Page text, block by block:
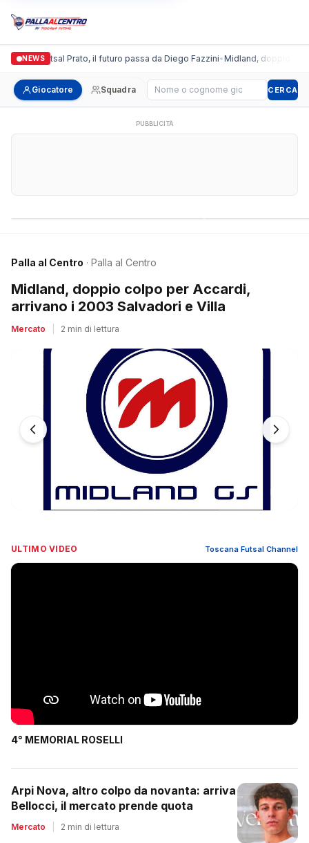
NEWS
Futsal Prato, il futuro passa da Diego Fazzini•Midland, doppio colpo
Giocatore Squadra Cerca giocatore CERCA
PUBBLICITÀ
Palla al Centro · Palla al Centro
Midland, doppio colpo per Accardi,
arrivano i 2003 Salvadori e Villa
Mercato 2 min di lettura
ULTIMO VIDEO Toscana Futsal Channel
4° MEMORIAL ROSELLI
Arpi Nova, altro colpo da novanta: arriva
Bellocci, il mercato prende quota
Mercato 2 min di lettura